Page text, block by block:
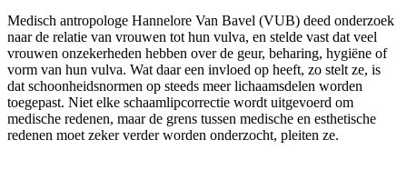
Medisch antropologe Hannelore Van Bavel (VUB) deed onderzoek
naar de relatie van vrouwen tot hun vulva, en stelde vast dat veel
vrouwen onzekerheden hebben over de geur, beharing, hygiëne of
vorm van hun vulva. Wat daar een invloed op heeft, zo stelt ze, is
dat schoonheidsnormen op steeds meer lichaamsdelen worden
toegepast. Niet elke schaamlipcorrectie wordt uitgevoerd om
medische redenen, maar de grens tussen medische en esthetische
redenen moet zeker verder worden onderzocht, pleiten ze.